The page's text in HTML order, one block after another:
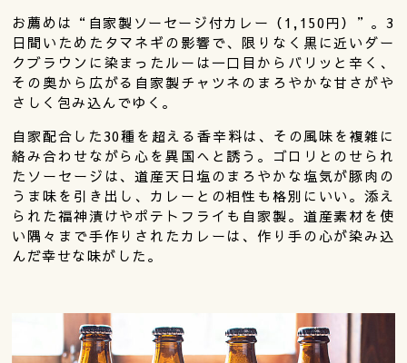
お薦めは“自家製ソーセージ付カレー（1,150円）”。3
日間いためたタマネギの影響で、限りなく黒に近いダー
クブラウンに染まったルーは一口目からバリッと辛く、
その奥から広がる自家製チャツネのまろやかな甘さがや
さしく包み込んでゆく。
自家配合した30種を超える香辛料は、その風味を複雑に
絡み合わせながら心を異国へと誘う。ゴロリとのせられ
たソーセージは、道産天日塩のまろやかな塩気が豚肉の
うま味を引き出し、カレーとの相性も格別にいい。添え
られた福神漬けやポテトフライも自家製。道産素材を使
い隅々まで手作りされたカレーは、作り手の心が染み込
んだ幸せな味がした。